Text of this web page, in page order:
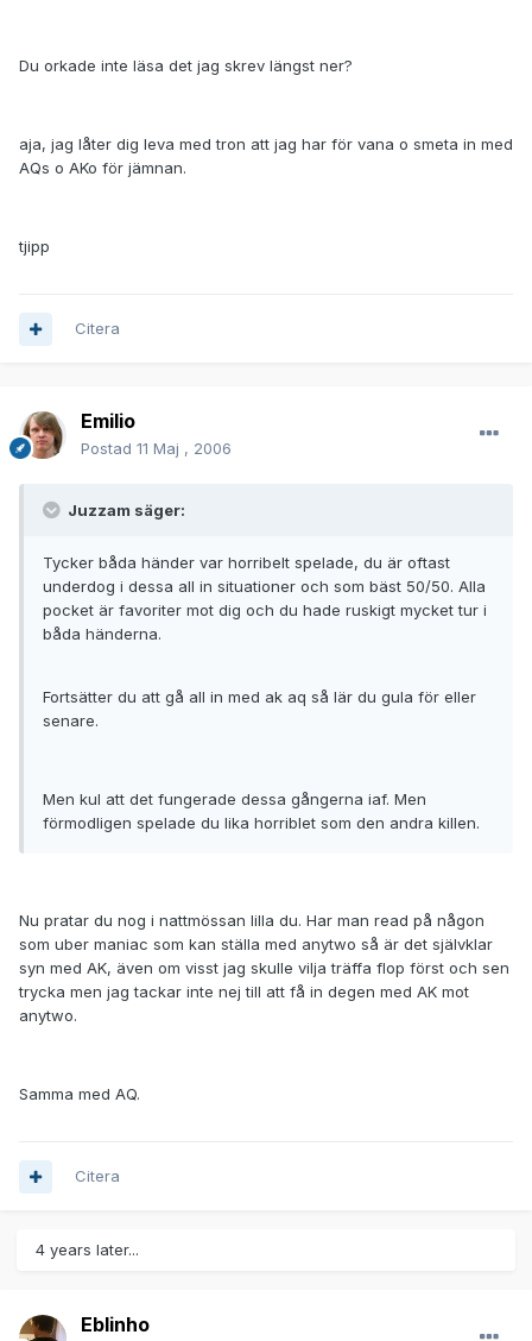
Du orkade inte läsa det jag skrev längst ner?
aja, jag låter dig leva med tron att jag har för vana o smeta in med
AQs o AKo för jämnan.
tjipp
Citera
Emilio
Postad 11 Maj , 2006
Juzzam säger:
Tycker båda händer var horribelt spelade, du är oftast
underdog i dessa all in situationer och som bäst 50/50. Alla
pocket är favoriter mot dig och du hade ruskigt mycket tur i
båda händerna.
Fortsätter du att gå all in med ak aq så lär du gula för eller
senare.
Men kul att det fungerade dessa gångerna iaf. Men
förmodligen spelade du lika horriblet som den andra killen.
Nu pratar du nog i nattmössan lilla du. Har man read på någon
som uber maniac som kan ställa med anytwo så är det självklar
syn med AK, även om visst jag skulle vilja träffa flop först och sen
trycka men jag tackar inte nej till att få in degen med AK mot
anytwo.
Samma med AQ.
Citera
4 years later...
Eblinho